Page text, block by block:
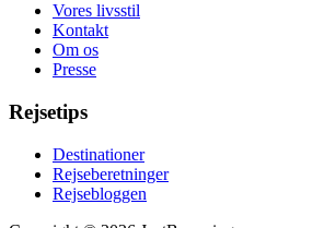
Vores livsstil
Kontakt
Om os
Presse
Rejsetips
Destinationer
Rejseberetninger
Rejsebloggen